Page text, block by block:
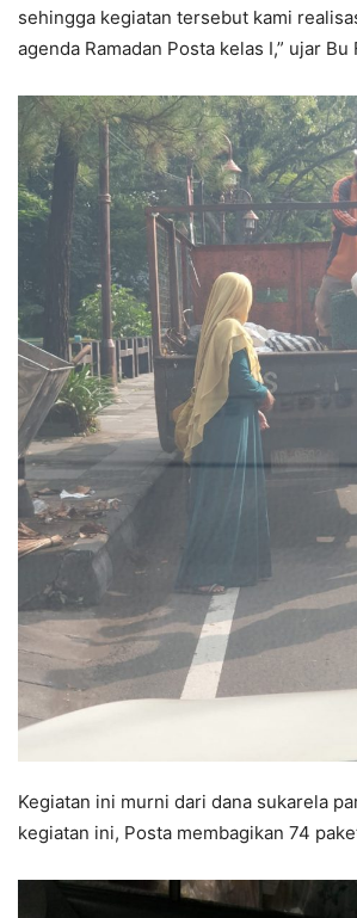
sehingga kegiatan tersebut kami
agenda Ramadan Posta kelas I,” ujar Bu
Kegiatan ini murni dari dana sukarela
kegiatan ini, Posta membagikan 74